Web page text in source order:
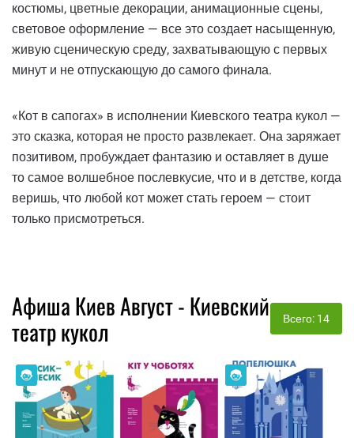
костюмы, цветные декорации, анимационные сцены,
световое оформление — все это создает насыщенную,
живую сценическую среду, захватывающую с первых
минут и не отпускающую до самого финала.
«Кот в сапогах» в исполнении Киевского театра кукол —
это сказка, которая не просто развлекает. Она заряжает
позитивом, пробуждает фантазию и оставляет в душе
то самое волшебное послевкусие, что и в детстве, когда
веришь, что любой кот может стать героем — стоит
только присмотреться.
Афиша Киев Август - Киевский
театр кукол
Всего: 14